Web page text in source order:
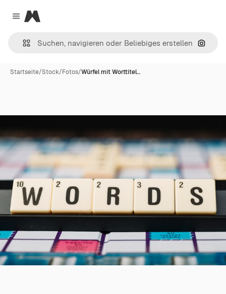
Close menu
Magnific
Nach
Startseite/Stock/Fotos/Würfel mit Worttitel…